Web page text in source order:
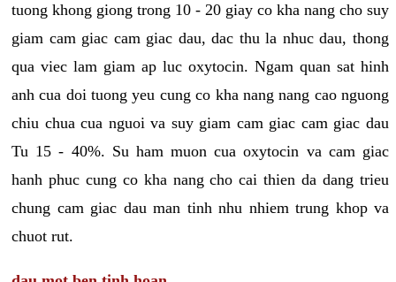
tuong khong giong trong 10 - 20 giay co kha nang cho suy
giam cam giac cam giac dau, dac thu la nhuc dau, thong
qua viec lam giam ap luc oxytocin. Ngam quan sat hinh
anh cua doi tuong yeu cung co kha nang nang cao nguong
chiu chua cua nguoi va suy giam cam giac cam giac dau
Tu 15 - 40%. Su ham muon cua oxytocin va cam giac
hanh phuc cung co kha nang cho cai thien da dang trieu
chung cam giac dau man tinh nhu nhiem trung khop va
chuot rut.